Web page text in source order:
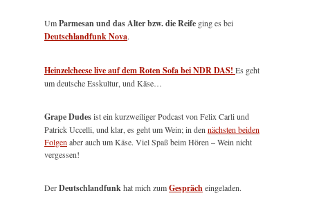
UmParmesan und das Alter bzw. die Reife ging es bei
Deutschlandfunk Nova.
Heinzelcheese live auf dem Roten Sofa bei NDR DAS! Es geht
um deutsche Esskultur, und Käse…
Grape Dudesist ein kurzweiliger Podcast von Felix Carli und
Patrick Uccelli, und klar, es geht um Wein; in den nächsten beiden
Folgen aber auch um Käse. Viel Spaß beim Hören – Wein nicht
vergessen!
DerDeutschlandfunkhat mich zumGesprächeingeladen.